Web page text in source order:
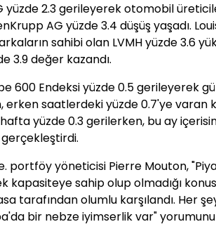
yüzde 2.3 gerileyerek otomobil
AG yüzde 3.4 düşüş yaşadı.
sahibi olan LVMH yüzde 3.6
3.9 değer kazandı.
600 Endeksi yüzde 0.5 gerileyerek
erken saatlerdeki yüzde 0.7'ye varan
yüzde 0.3 gerilerken, bu ay
portföy yöneticisi Pierre Mouton,
kapasiteye sahip olup olmadığı
tarafından olumlu karşılandı. Her
bir nebze iyimserlik var" yorumunu